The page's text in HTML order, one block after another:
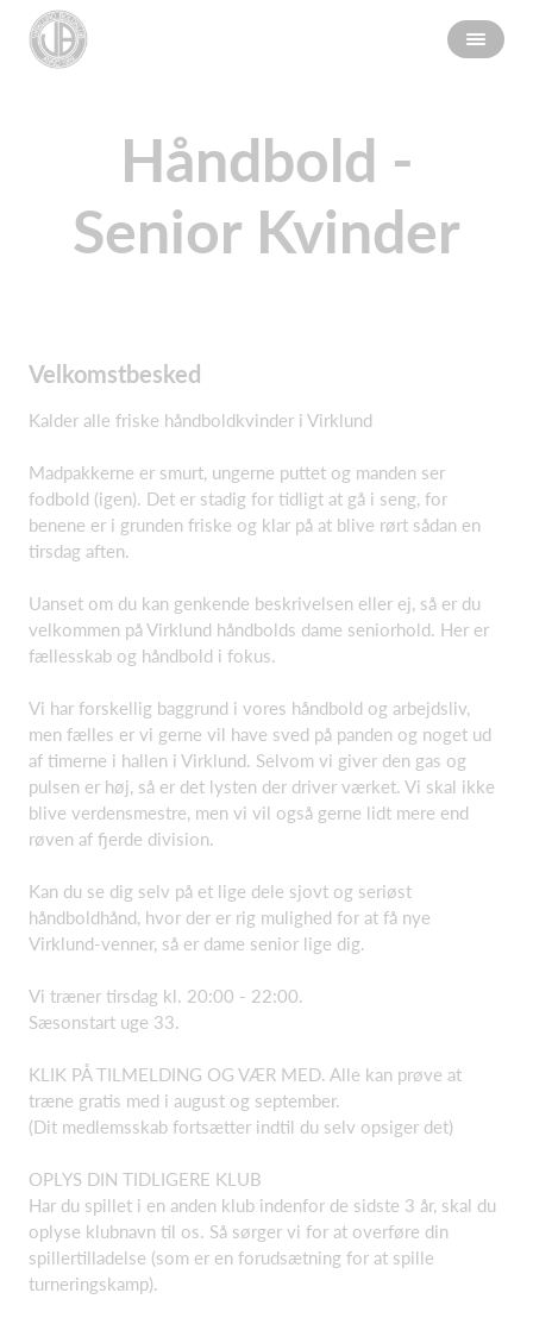
Håndbold -
Senior Kvinder
Velkomstbesked
Kalder alle friske håndboldkvinder i Virklund
Madpakkerne er smurt, ungerne puttet og manden ser
fodbold (igen). Det er stadig for tidligt at gå i seng, for
benene er i grunden friske og klar på at blive rørt sådan en
tirsdag aften.
Uanset om du kan genkende beskrivelsen eller ej, så er du
velkommen på Virklund håndbolds dame seniorhold. Her er
fællesskab og håndbold i fokus.
Vi har forskellig baggrund i vores håndbold og arbejdsliv,
men fælles er vi gerne vil have sved på panden og noget ud
af timerne i hallen i Virklund. Selvom vi giver den gas og
pulsen er høj, så er det lysten der driver værket. Vi skal ikke
blive verdensmestre, men vi vil også gerne lidt mere end
røven af fjerde division.
Kan du se dig selv på et lige dele sjovt og seriøst
håndboldhånd, hvor der er rig mulighed for at få nye
Virklund-venner, så er dame senior lige dig.
Vi træner tirsdag kl. 20:00 - 22:00.
Sæsonstart uge 33.
KLIK PÅ TILMELDING OG VÆR MED. Alle kan prøve at
træne gratis med i august og september.
(Dit medlemsskab fortsætter indtil du selv opsiger det)
OPLYS DIN TIDLIGERE KLUB
Har du spillet i en anden klub indenfor de sidste 3 år, skal du
oplyse klubnavn til os. Så sørger vi for at overføre din
spillertilladelse (som er en forudsætning for at spille
turneringskamp).